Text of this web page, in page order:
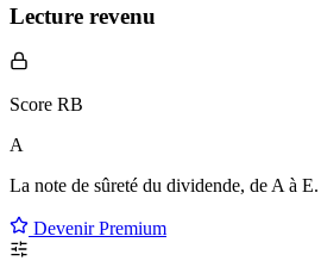
Lecture revenu
Score RB
A
La note de sûreté du dividende, de A à E.
Devenir Premium